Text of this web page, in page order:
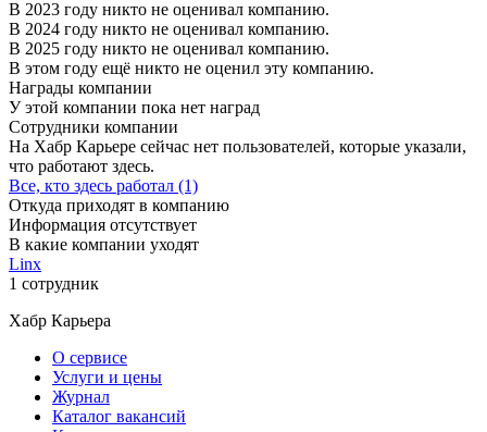
В 2023 году никто не оценивал компанию.
В 2024 году никто не оценивал компанию.
В 2025 году никто не оценивал компанию.
В этом году ещё никто не оценил эту компанию.
Награды компании
У этой компании пока нет наград
Сотрудники компании
На Хабр Карьере сейчас нет пользователей, которые указали,
что работают здесь.
Все, кто здесь работал (1)
Откуда приходят в компанию
Информация отсутствует
В какие компании уходят
Linx
1 сотрудник
Хабр Карьера
О сервисе
Услуги и цены
Журнал
Каталог вакансий